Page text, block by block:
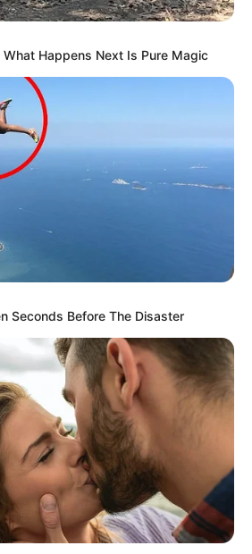
ein Restaurant und
und Kurse, mittels derer die
der Wildtiere besser
unterwww.hochwildpa
.
Kartsteinhöhle bei Mechernich-
frei begehbare Höhle mit
dem einmal der Riese Kakus
soll. Tatsächlich wurde sie sowohl
als auch von
immer mal wieder bewohnt. Sie
einer 20 Meter hohen Felswand
Parkplatz an der Bundesstraße
- Vielfältige Erlebnis- und
bietet das Freizeit- und
Die Anlage besitzt unter
Schwimmteich, Wasserfälle,
riesige Saunaanlage.
www.eifel-therme-zikkurat.de
- Durch ihre abgelegene
auf einem Bergvorsprung stehende
Happens Next Is Pure Magic
Seconds Before The Disaster